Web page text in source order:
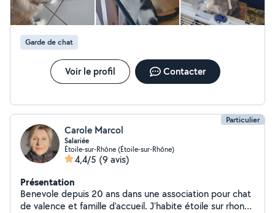
Garde de chat
Voir le profil Contacter
Particulier
Carole Marcol
Salariée
Étoile-sur-Rhône (Étoile-sur-Rhône)
4,4/5 (9 avis)
Présentation
Benevole depuis 20 ans dans une association pour chat
de valence et famille d'accueil. J'habite étoile sur rhone.